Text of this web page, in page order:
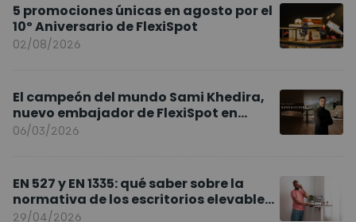
5 promociones únicas en agosto por el
10º Aniversario de FlexiSpot
02/08/2026
El campeón del mundo Sami Khedira,
nuevo embajador de FlexiSpot en
Europa
06/03/2026
EN 527 y EN 1335: qué saber sobre la
normativa de los escritorios elevables
y sillas ergonómicas
29/04/2026